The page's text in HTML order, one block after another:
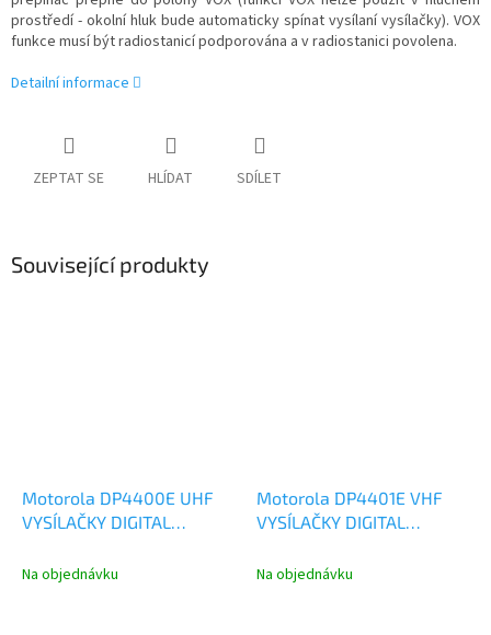
prostředí - okolní hluk bude automaticky spínat vysílaní vysílačky). VOX
funkce musí být radiostanicí podporována a v radiostanici povolena.
Detailní informace
ZEPTAT SE HLÍDAT SDÍLET
Související produkty
Motorola DP4400E UHF
VYSÍLAČKY DIGITAL
MDH56RDC9VA1AN
Na objednávku
Motorola DP4401E VHF
VYSÍLAČKY DIGITAL
MDH56JDC9RA1AN
Na objednávku